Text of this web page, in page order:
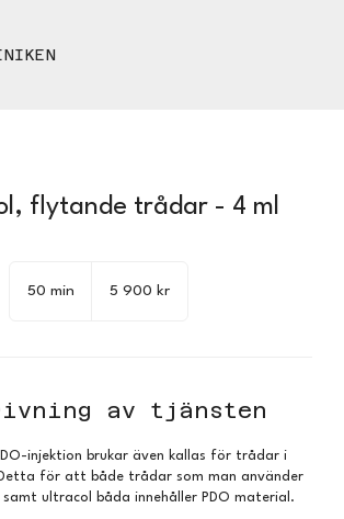
flytande trådar - 4 ml
50 min
kronor5 900 kr
av tjänsten
injektion brukar även kallas för trådar i
för att både trådar som man använder
ultracol båda innehåller PDO material.